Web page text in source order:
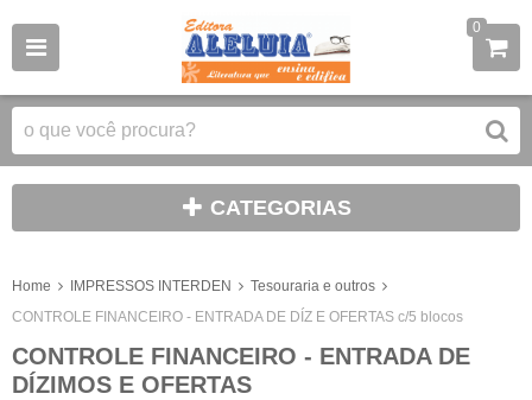
0
CATEGORIAS
Home IMPRESSOS INTERDEN
Tesouraria e outros
CONTROLE FINANCEIRO - ENTRADA DE DÍZ E OFERTAS c/5 blocos
CONTROLE FINANCEIRO - ENTRADA DE
DÍZIMOS E OFERTAS